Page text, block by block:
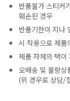
반품불가 스티커
훼손된 경우
반품기한이 지나
시 착용으로 제
제품 자체의 택이
오배송 및 불량상
(위 경우로 상담/